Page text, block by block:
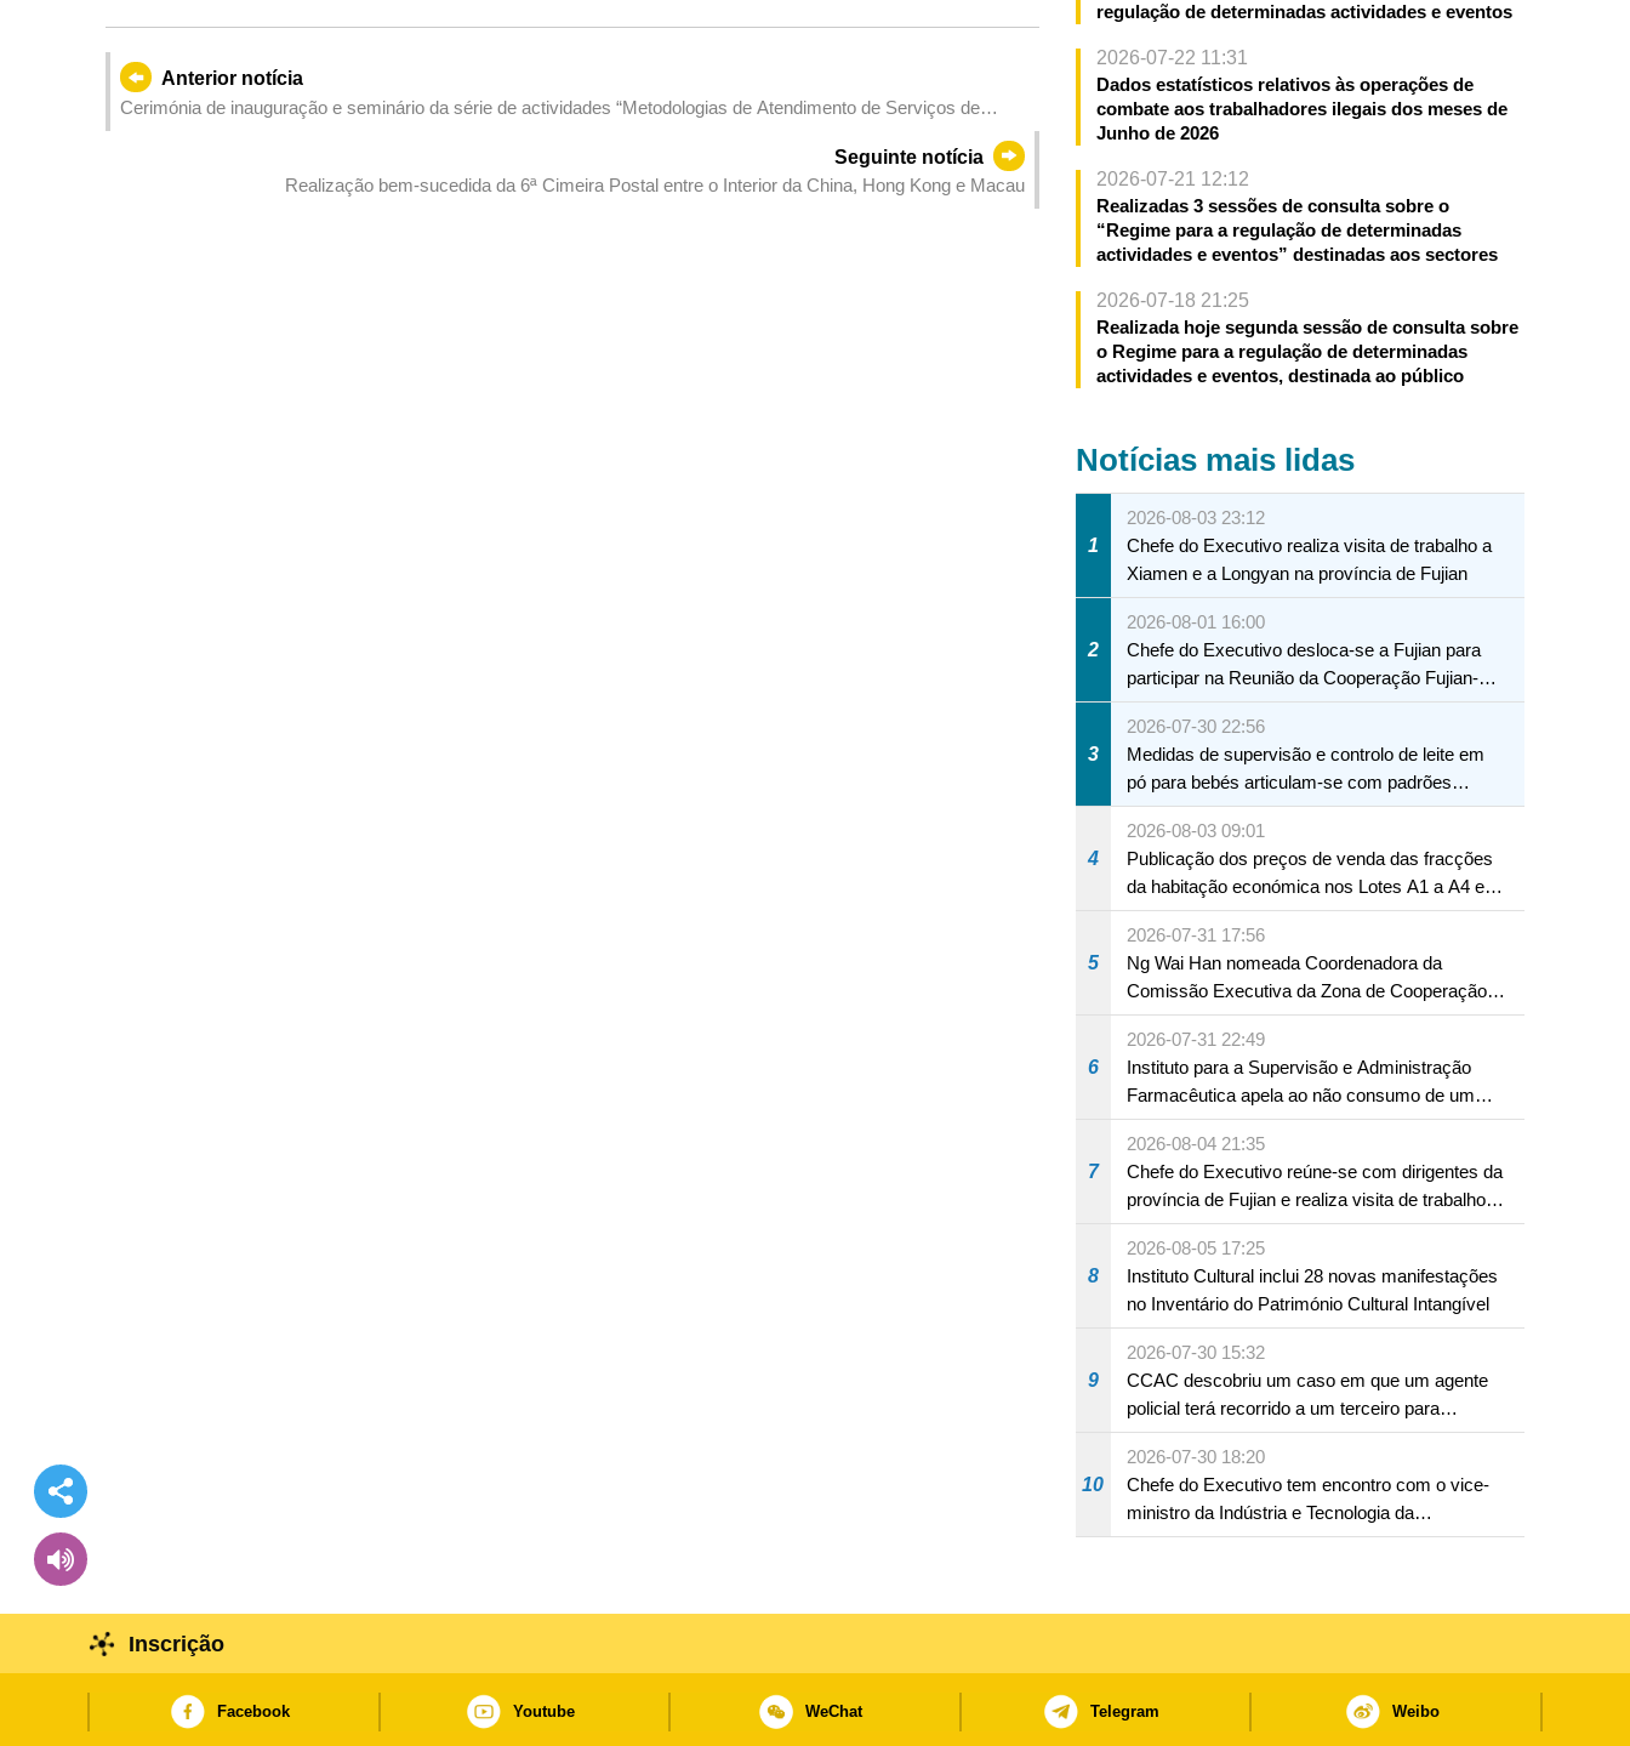
Anterior notícia
Cerimónia de inauguração e seminário da série de actividades “Metodologias de Atendimento de Serviços de
Seguinte notícia
Realização bem-sucedida da 6ª Cimeira Postal entre o Interior da China, Hong Kong e Macau
regulação de determinadas actividades e eventos
2026-07-22 11:31
Dados estatísticos relativos às operações de
combate aos trabalhadores ilegais dos meses de
Junho de 2026
2026-07-21 12:12
Realizadas 3 sessões de consulta sobre o
“Regime para a regulação de determinadas
actividades e eventos” destinadas aos sectores
2026-07-18 21:25
Realizada hoje segunda sessão de consulta sobre
o Regime para a regulação de determinadas
actividades e eventos, destinada ao público
Notícias mais lidas
1
2026-08-03 23:12
Chefe do Executivo realiza visita de trabalho a
Xiamen e a Longyan na província de Fujian
2
2026-08-01 16:00
Chefe do Executivo desloca-se a Fujian para
participar na Reunião da Cooperação Fujian-
Macau
3
2026-07-30 22:56
Medidas de supervisão e controlo de leite em
pó para bebés articulam-se com padrões
internacionais Serviços interdepartamentais
envidam esforços para assegurar a saúde dos
bebés e crianças, assim como a segurança
alimentar
4
2026-08-03 09:01
Publicação dos preços de venda das fracções
da habitação económica nos Lotes A1 a A4 e
A12 da Zona A dos Novos Aterros
5
2026-07-31 17:56
Ng Wai Han nomeada Coordenadora da
Comissão Executiva da Zona de Cooperação
Aprofundada entre Guangdong e Macau em
Hengqin
6
2026-07-31 22:49
Instituto para a Supervisão e Administração
Farmacêutica apela ao não consumo de um
produto com substâncias medicamentosas
ocidentais
7
2026-08-04 21:35
Chefe do Executivo reúne-se com dirigentes da
província de Fujian e realiza visita de trabalho
em Fuzhou
8
2026-08-05 17:25
Instituto Cultural inclui 28 novas manifestações
no Inventário do Património Cultural Intangível
9
2026-07-30 15:32
CCAC descobriu um caso em que um agente
policial terá recorrido a um terceiro para
assumir por si a culpa na sequência de uma
infracção rodoviária
10
2026-07-30 18:20
Chefe do Executivo tem encontro com o vice-
ministro da Indústria e Tecnologia da
Informação
Inscrição
Facebook Youtube WeChat Telegram Weibo